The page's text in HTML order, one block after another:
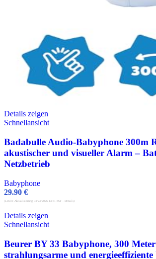
Details zeigen
Schnellansicht
Badabulle Audio-Babyphone 300m
akustischer und visueller Alarm –
Netzbetrieb
Babyphone
29.90 €
(Letzte Aktualisierung 04/23/2026 13:51 PST - Details)
Details zeigen
Schnellansicht
Beurer BY 33 Babyphone, 300
strahlungsarme und